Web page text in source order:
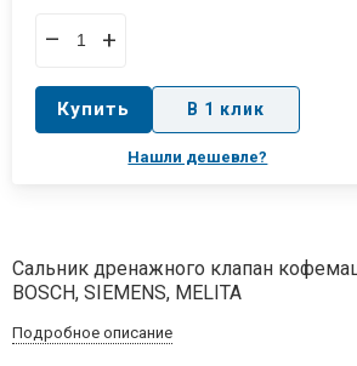
Сальник дренажного клапан
BOSCH, SIEMENS, MELITA
Подробное описание
– +
Купить В 1 клик
Нашли дешевле?